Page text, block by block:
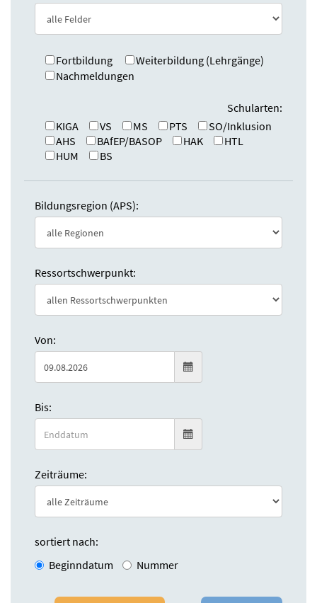
Fortbildung
Weiterbildung (Lehrgänge)
Nachmeldungen
Schularten:
KIGA
VS MS PTS
SO/Inklusion
AHS
BAfEP/BASOP HAK
HTL
HUM
BS
Bildungsregion (APS):
Ressortschwerpunkt:
Von:
Bis:
Zeiträume:
sortiert nach:
Beginndatum
Nummer